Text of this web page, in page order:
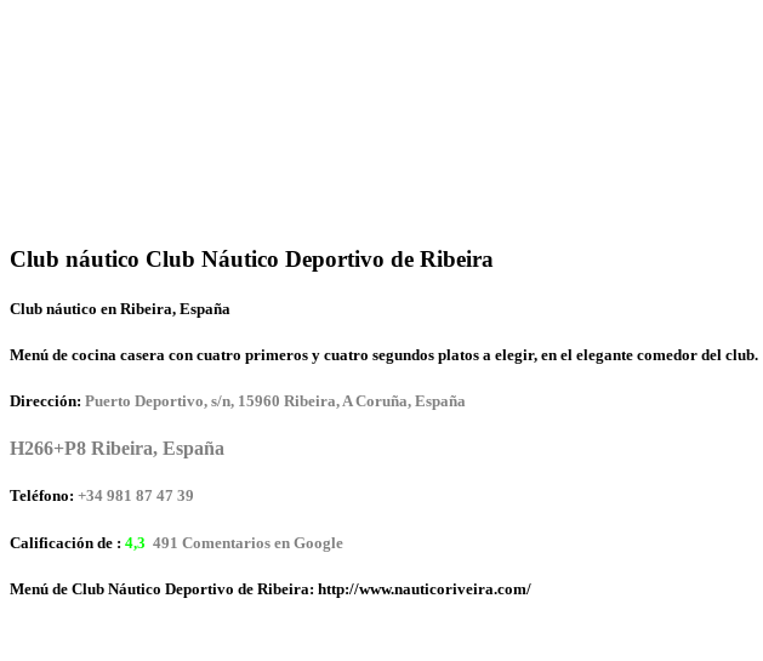
Club náutico Club Náutico Deportivo de Ribeira
Club náutico en Ribeira, España
Menú de cocina casera con cuatro primeros y cuatro segundos platos a elegir, en el elegante comedor del club.
Dirección: Puerto Deportivo, s/n, 15960 Ribeira, A Coruña, España
H266+P8 Ribeira, España
Teléfono: +34 981 87 47 39
Calificación de : 4,3 491 Comentarios en Google
Menú de Club Náutico Deportivo de Ribeira: http://www.nauticoriveira.com/